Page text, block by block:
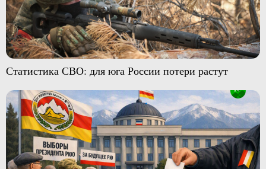
Статистика СВО: для юга России потери растут